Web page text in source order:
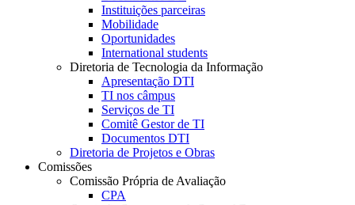
Instituições parceiras
Mobilidade
Oportunidades
International students
Diretoria de Tecnologia da Informação
Apresentação DTI
TI nos câmpus
Serviços de TI
Comitê Gestor de TI
Documentos DTI
Diretoria de Projetos e Obras
Comissões
Comissão Própria de Avaliação
CPA